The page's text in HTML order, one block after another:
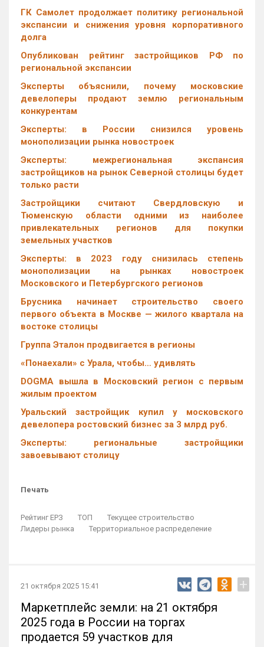
ГК Самолет продолжает политику региональной
экспансии и снижения уровня корпоративного
долга
Опубликован рейтинг застройщиков РФ по
региональной экспансии
Эксперты объяснили, почему московские
девелоперы продают землю региональным
конкурентам
Эксперты: в России снизился уровень
монополизации рынка новостроек
Эксперты: межрегиональная экспансия
застройщиков на рынок Северной столицы будет
только расти
Застройщики считают Свердловскую и
Тюменскую области одними из наиболее
привлекательных регионов для покупки
земельных участков
Эксперты: в 2023 году снизилась степень
монополизации на рынках новостроек
Московского и Петербургского регионов
Брусника начинает строительство своего
первого объекта в Москве — жилого квартала на
востоке столицы
Группа Эталон продвигается в регионы
«Понаехали» с Урала, чтобы… удивлять
DOGMA вышла в Московский регион с первым
жилым проектом
Уральский застройщик купил у московского
девелопера ростовский бизнес за 3 млрд руб.
Эксперты: региональные застройщики
завоевывают столицу
Печать
Рейтинг ЕРЗ ТОП
Текущее строительство
Лидеры рынка
Территориальное распределение
21 октября 2025 15:41 +
Маркетплейс земли: на 21 октября
2025 года в России на торгах
продается 59 участков для